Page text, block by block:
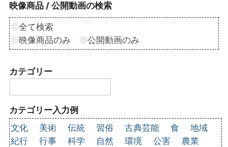
映像商品 / 公開動画の検索
全て検索
映像商品のみ
公開動画のみ
カテゴリー
カテゴリー入力例
文化
美術 伝統 習俗 古典芸能 食
地域
紀行
行事 科学 自然 環境 公害
農業